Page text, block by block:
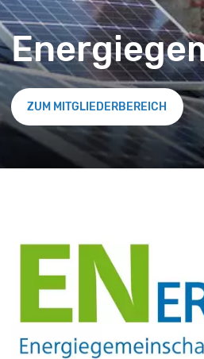
ZUM MITGLIEDERBEREICH